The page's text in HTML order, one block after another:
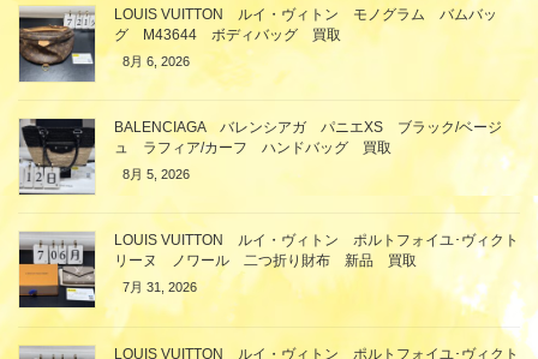
LOUIS VUITTON ルイ・ヴィトン モノグラム バムバッ
グ M43644 ボディバッグ 買取
8月 6, 2026
BALENCIAGA バレンシアガ パニエXS ブラック/ベージ
ュ ラフィア/カーフ ハンドバッグ 買取
8月 5, 2026
LOUIS VUITTON ルイ・ヴィトン ポルトフォイユ･ヴィクト
リーヌ ノワール 二つ折り財布 新品 買取
7月 31, 2026
LOUIS VUITTON ルイ・ヴィトン ポルトフォイユ･ヴィクト